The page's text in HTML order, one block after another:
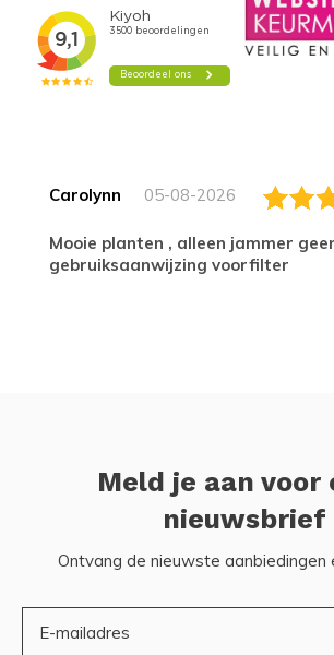
Carolynn 05-08-2026
Mooie planten , alleen jammer geen
gebruiksaanwijzing voorfilter
Meld je aan voor
nieuwsbrief
Ontvang de nieuwste aanbiedingen